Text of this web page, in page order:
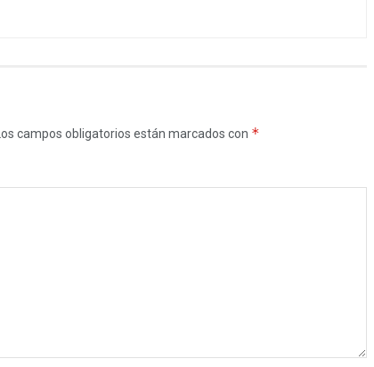
Los campos obligatorios están marcados con *